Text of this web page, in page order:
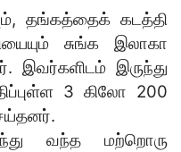
தங்கத்தைக் கடத்தி
சுங்க இலாகா
இவர்களிடம் இருந்து
3 கிலோ 200
வந்த மற்றொரு